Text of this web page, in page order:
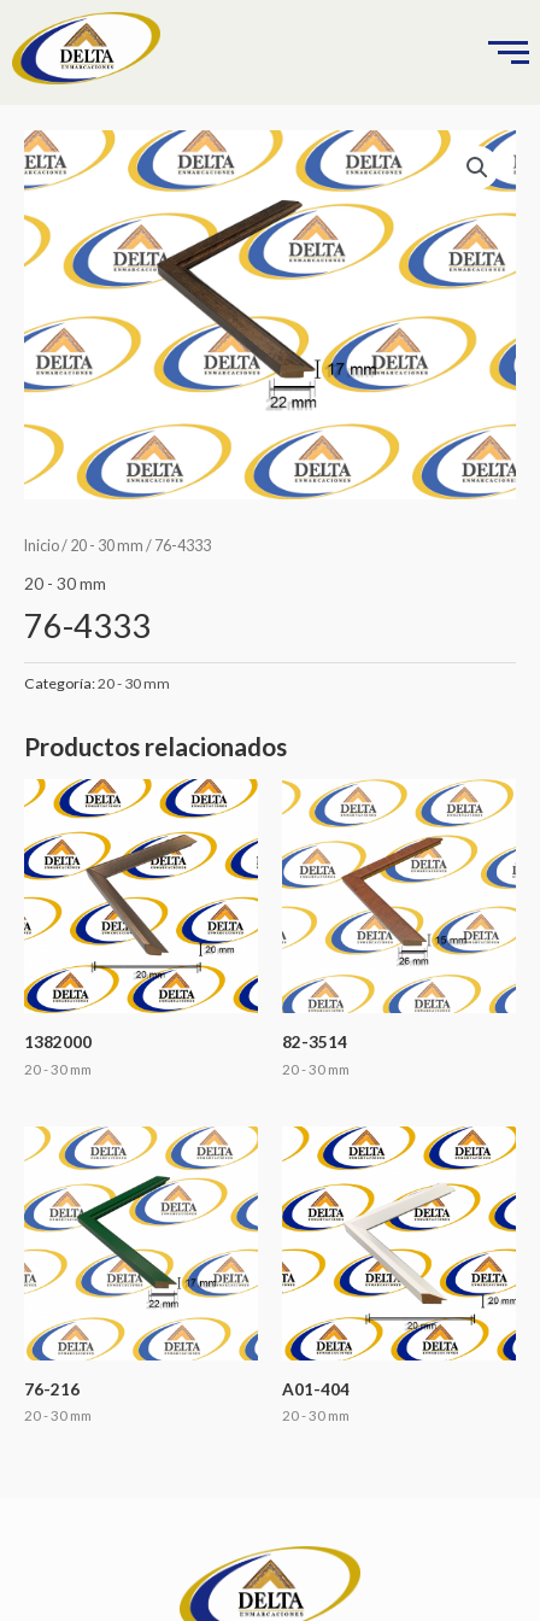
contenido
Inicio/ 20 - 30 mm / 76-4333
20 - 30 mm
76-4333
Categoría:20 - 30 mm
Productos relacionados
1382000
20 - 30 mm
82-3514
20 - 30 mm
76-216
20 - 30 mm
A01-404
20 - 30 mm